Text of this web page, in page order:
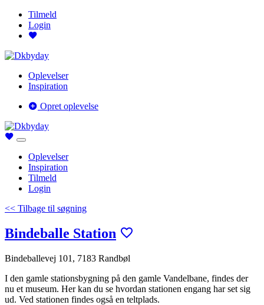
Tilmeld
Login
Oplevelser
Inspiration
Opret oplevelse
Oplevelser
Inspiration
Tilmeld
Login
<< Tilbage til søgning
Bindeballe Station
Bindeballevej 101, 7183 Randbøl
I den gamle stationsbygning på den gamle Vandelbane, findes der
nu et museum. Her kan du se hvordan stationen engang har set sig
ud. Ved stationen findes også en teltplads.